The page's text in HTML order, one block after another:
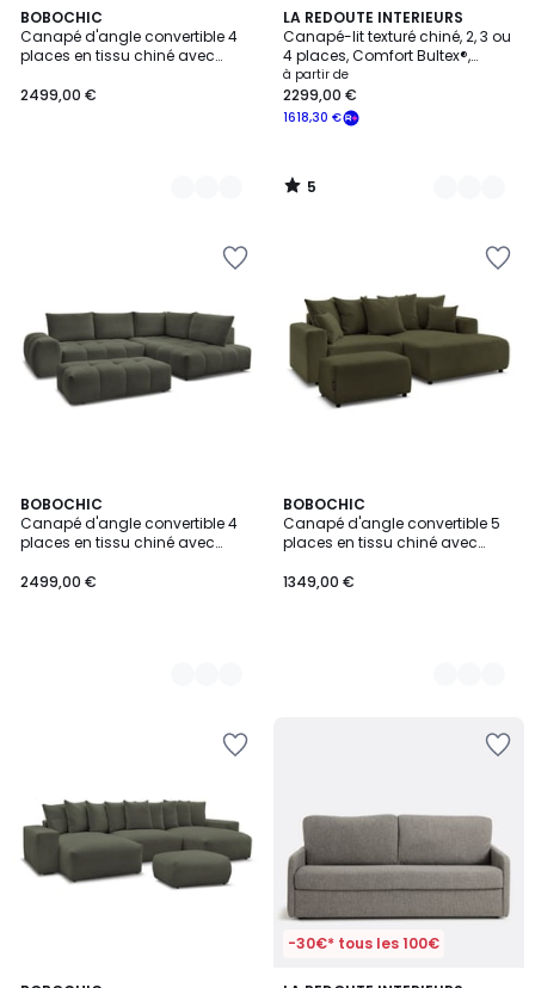
BOBOCHIC
Canapé d'angle convertible 4
places en tissu chiné avec
2499,00 €
9
Couleurs
LA REDOUTE INTERIEURS
Canapé-lit texturé chiné, 2, 3 ou
4 places, Comfort Bultex®,
CÉCILIA
à partir de
1618,30 €
2299,00 €
5
/
5
2
Couleurs
5
/
BOBOCHIC
Canapé d'angle convertible 4
places en tissu chiné avec
2499,00 €
9
Couleurs
BOBOCHIC
Canapé d'angle convertible 5
places en tissu chiné avec
1349,00 €
9
Couleurs
-30€* tous les 100€